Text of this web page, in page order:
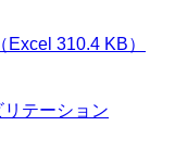
310.4 KB）
テーション